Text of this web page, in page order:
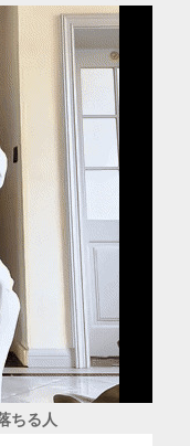
ちる人